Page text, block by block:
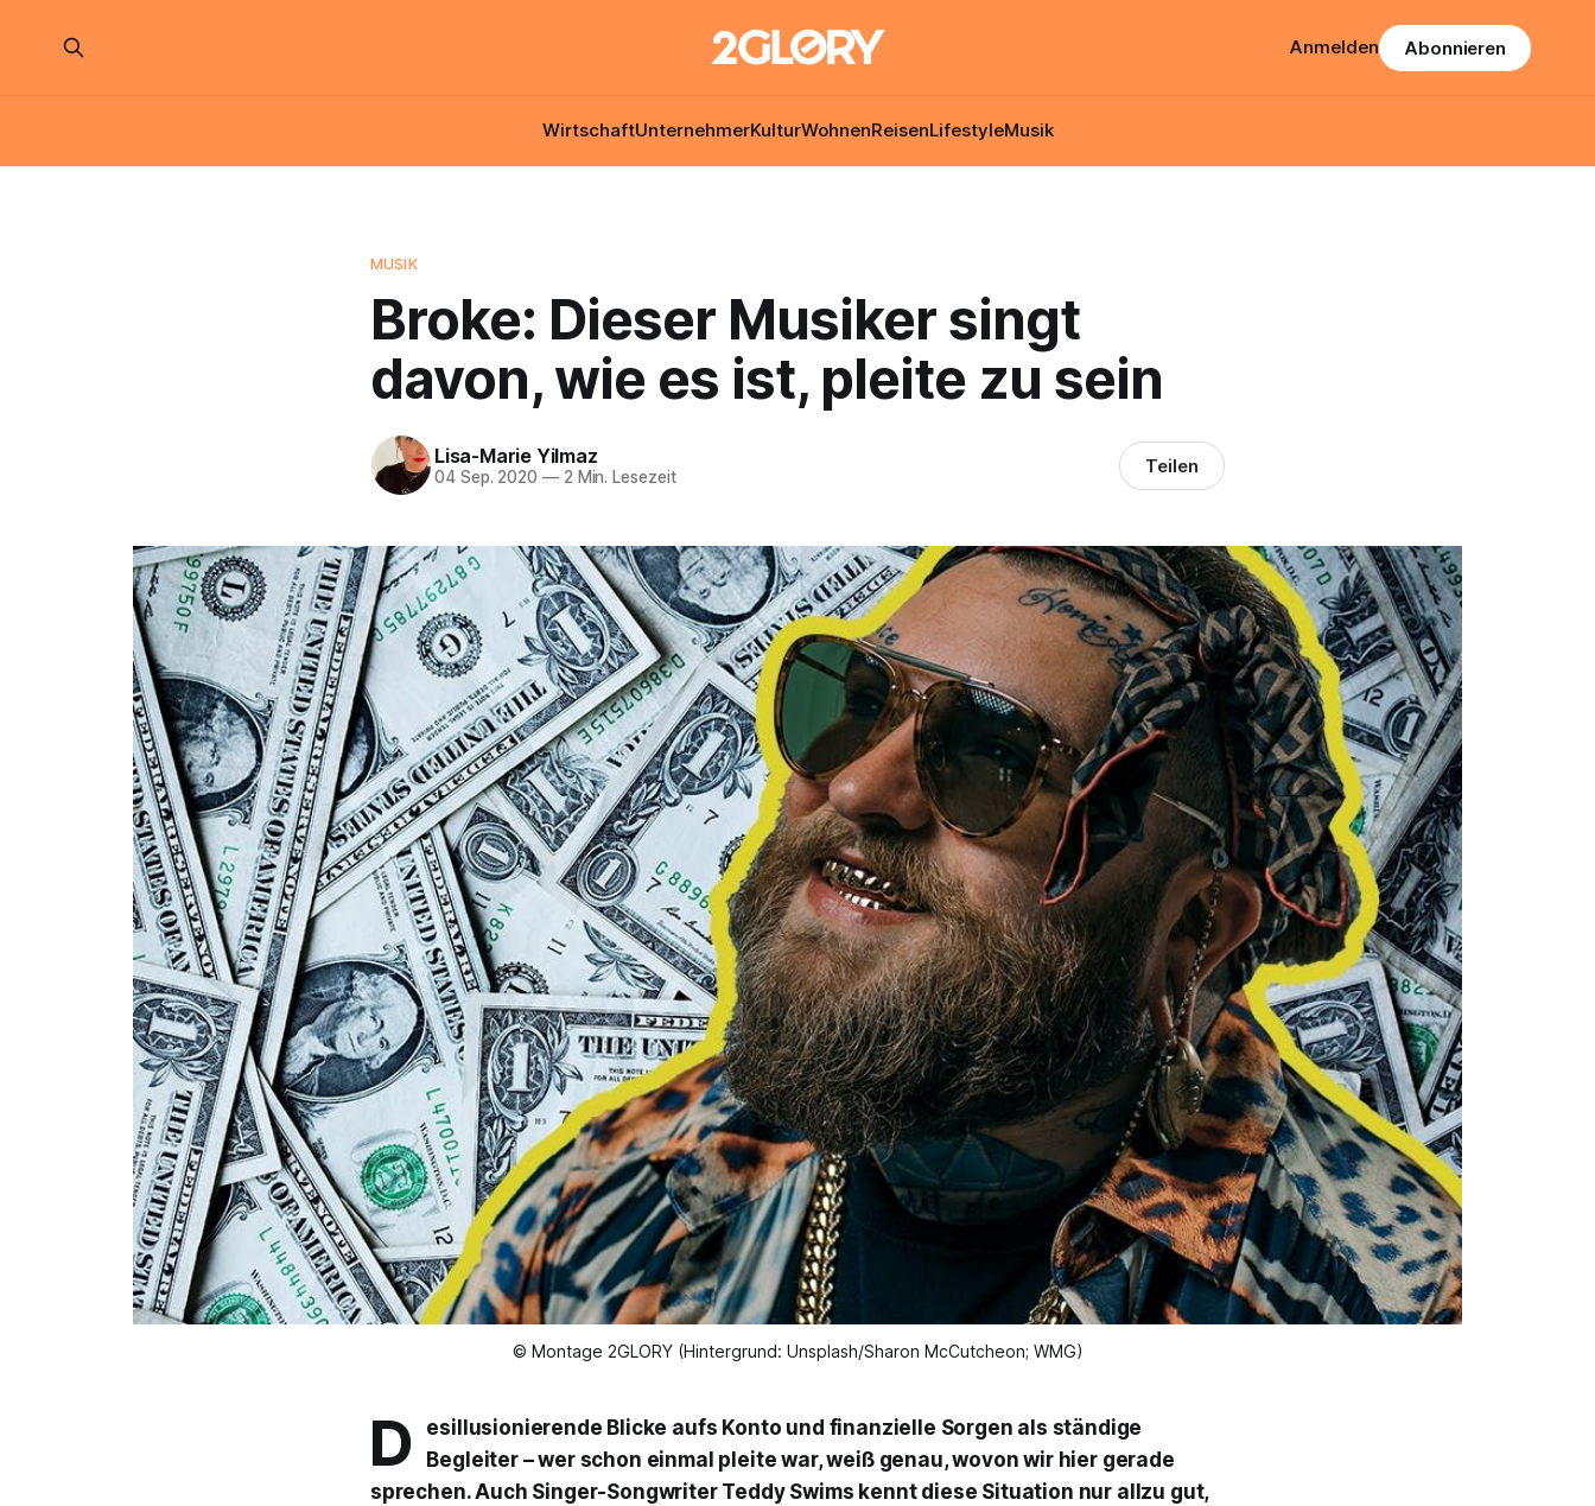
WirtschaftUnternehmerKulturWohnenReisenLifestyleMusik
Anmelden Abonnieren
MUSIK
Broke: Dieser Musiker singt
davon, wie es ist, pleite zu sein
Lisa-Marie Yilmaz
04 Sep. 2020 —2 Min. Lesezeit Teilen
© Montage 2GLORY (Hintergrund: Unsplash/Sharon McCutcheon; WMG)
D
esillusionierende Blicke aufs Konto und finanzielle Sorgen als ständige
Begleiter – wer schon einmal pleite war, weiß genau, wovon wir hier gerade
sprechen. Auch Singer-Songwriter Teddy Swims kennt diese Situation nur allzu gut,